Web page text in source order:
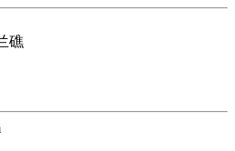
礁